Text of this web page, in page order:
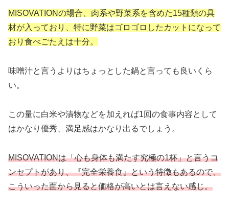
MISOVATIONの場合、肉系や野菜系を含めた15種類の具
材が入っており、特に野菜はゴロゴロしたカットになって
おり食べごたえは十分。
味噌汁と言うよりはちょっとした鍋と言っても良いくら
い。
この量に白米や漬物などを加えれば1回の食事内容として
はかなり優秀、満足感はかなり出るでしょう。
MISOVATIONは「心も身体も満たす究極の1杯」と言うコ
ンセプトがあり、『完全栄養食』という特徴もあるので、
こういった面から見ると価格が高いとは言えない感じ。